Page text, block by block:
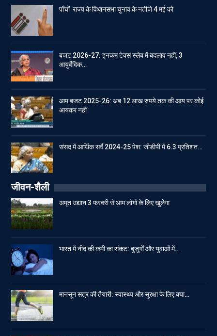
पाँचों राज्य के विधानसभा चुनाव के नतीजे 4 मई को
बजट 2026-27: इनकम टेक्स स्लेब में बदलाव नहीं, 3
आयुर्वेदिक…
आम बजट 2025-26: अब 12 लाख रुपये तक की आय पर कोई
आयकर नहीं
संसद में आर्थिक सर्वे 2024-25 पेश: जीडीपी में 6.3 प्रतिशत…
जीवन-शैली
अमृत उद्यान 3 फरवरी से आम लोगों के लिए खुलेगा
भारत में नींद की कमी का संकट: बुजुर्गों और युवाओं में…
मानसून सत्र की तैयारी: स्वास्थ्य और सुरक्षा के लिए क्या…